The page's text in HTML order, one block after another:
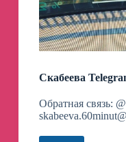
Скабеева
Обратная связь: